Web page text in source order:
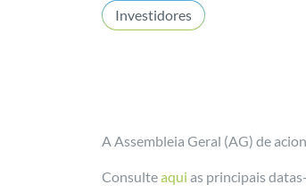
Investidores
A Assembleia Geral (AG) de
Consulteaqui as principais